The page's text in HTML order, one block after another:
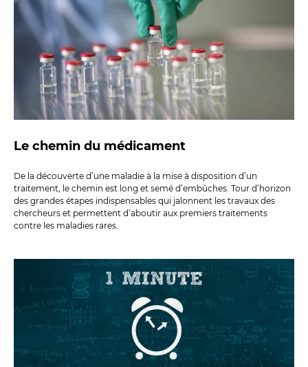
Le chemin du médicament
De la découverte d’une maladie à la mise à disposition d’un
traitement, le chemin est long et semé d’embûches. Tour d’horizon
des grandes étapes indispensables qui jalonnent les travaux des
chercheurs et permettent d’aboutir aux premiers traitements
contre les maladies rares.